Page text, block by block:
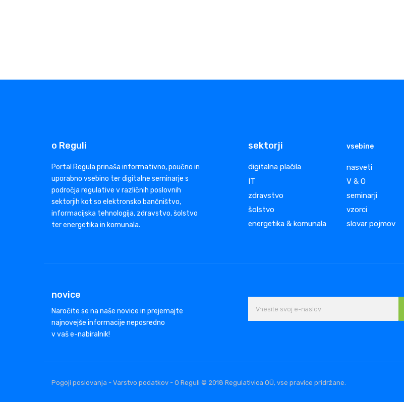
o Reguli
Portal Regula prinaša informativno, poučno in
uporabno vsebino ter digitalne seminarje s
področja regulative v različnih poslovnih
sektorjih kot so elektronsko bančništvo,
informacijska tehnologija, zdravstvo, šolstvo
ter energetika in komunala.
sektorji
digitalna plačila
IT
zdravstvo
šolstvo
energetika & komunala
vsebine
nasveti
V & O
seminarji
vzorci
slovar pojmov
novice
Naročite se na naše novice in prejemajte
najnovejše informacije neposredno
v vaš e-nabiralnik!
Pogoji poslovanja - Varstvo podatkov - O Reguli © 2018 Regulativica OÜ, vse pravice pridržane.